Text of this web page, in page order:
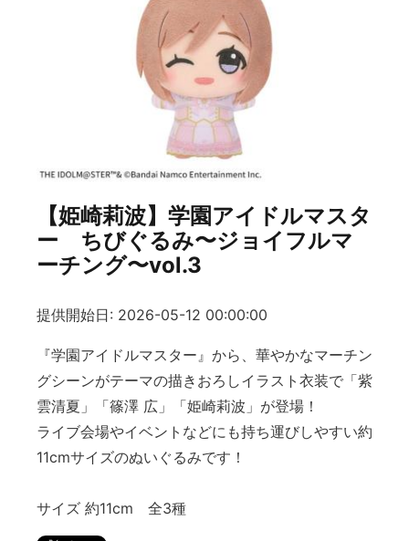
【姫崎莉波】学園アイドルマスタ
ー ちびぐるみ〜ジョイフルマ
ーチング〜vol.3
提供開始日: 2026-05-12 00:00:00
『学園アイドルマスター』から、華やかなマーチン
グシーンがテーマの描きおろしイラスト衣装で「紫
雲清夏」「篠澤 広」「姫崎莉波」が登場！
ライブ会場やイベントなどにも持ち運びしやすい約
11cmサイズのぬいぐるみです！
サイズ 約11cm 全3種